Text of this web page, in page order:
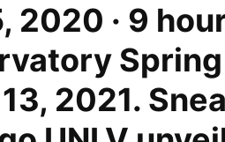
2020 · 9
2021.